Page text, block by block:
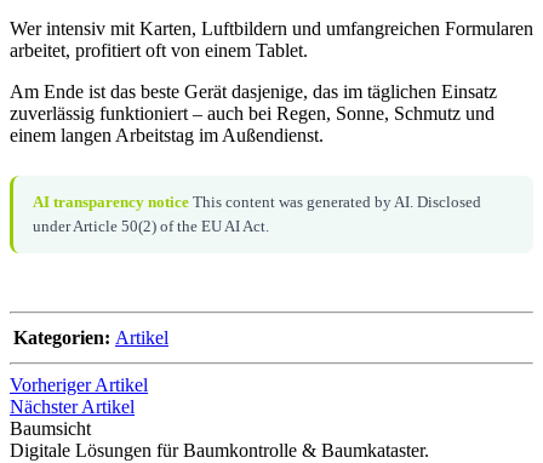
Wer intensiv mit Karten, Luftbildern und umfangreichen Formularen
arbeitet, profitiert oft von einem Tablet.
Am Ende ist das beste Gerät dasjenige, das im täglichen Einsatz
zuverlässig funktioniert – auch bei Regen, Sonne, Schmutz und
einem langen Arbeitstag im Außendienst.
AI transparency notice This content was generated by AI. Disclosed
under Article 50(2) of the EU AI Act.
Kategorien: Artikel
Vorheriger Artikel
Nächster Artikel
Baumsicht
Digitale Lösungen für Baumkontrolle & Baumkataster.